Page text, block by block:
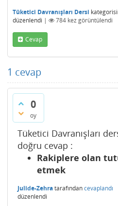
Tüketici Davranışları Dersi
düzenlendi | 784 kez görüntülendi
Cevap
1 cevap
0
oy
Tüketici Davranışları
doğru cevap :
Rakiplere olan
etmek
Julide-Zehratarafındancevaplandı
düzenlendi